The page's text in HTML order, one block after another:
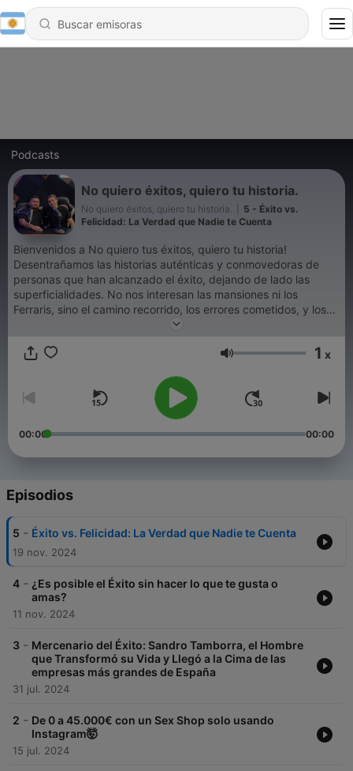
Podcasts
No quiero éxitos, quiero tu historia.
No quiero éxitos, quiero tu historia.
5 - Éxito vs.
Felicidad: La Verdad que Nadie te Cuenta
Bienvenidos a No quiero tus éxitos, quiero tu historia!
Desentrañamos las historias auténticas y conmovedoras de
personas que han alcanzado el éxito, dejando de lado las
superficialidades. No nos interesan las mansiones ni los
Ferraris, sino el camino recorrido, los errores cometidos, y los
sacrificios realizados. Queremos ver a nuestros héroes y
aprender y encontrar su propia partícula del éxito.
Volumen 1 x
00:00 00:00
Episodios
5 - Éxito vs. Felicidad: La Verdad que Nadie te Cuenta
19 nov. 2024
4 - ¿Es posible el Éxito sin hacer lo que te gusta o
amas?
11 nov. 2024
3 - Mercenario del Éxito: Sandro Tamborra, el Hombre
que Transformó su Vida y Llegó a la Cima de las
empresas más grandes de España
31 jul. 2024
2 - De 0 a 45.000€ con un Sex Shop solo usando
Instagram🤯
15 jul. 2024